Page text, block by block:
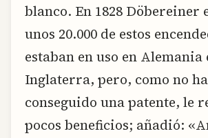
blanco. En 1828 Döbereiner
unos 20.000 de estos
estaban en uso en Alemania
Inglaterra, pero, como no
conseguido una patente, le
pocos beneficios; añadió: